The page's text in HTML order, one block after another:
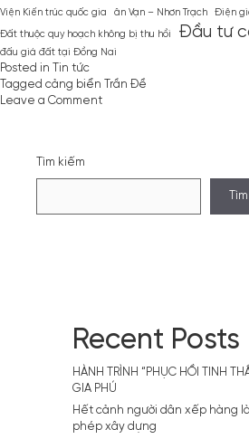
Viện Kiến trúc quốc gia ân Vạn – Nhơn Trạch Điện
Đất thuộc quy hoạch không bị thu hồi Đầu tư
đấu giá đất tại Đồng Nai
Posted in
Tin tức
Tagged cảng biển Trần Đề
Leave a Commenton
đầu
hệ
Tìm kiếm
Recent Posts
HÀNH TRÌNH “PHỤC HỒI TINH
GIA PHÚ
Hết cảnh người dân xếp hàng
phép xây dựng